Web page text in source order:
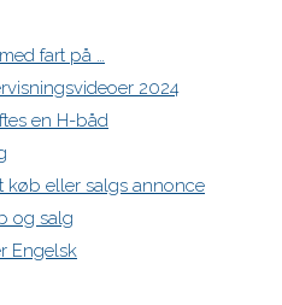
fart på …
2024
en H-båd
køb eller salgs annonce
og salg
Engelsk